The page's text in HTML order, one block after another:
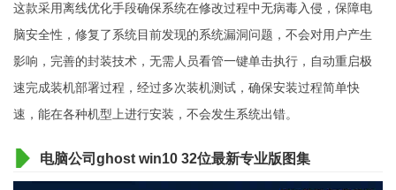
这款采用离线优化手段确保系统在修改过程中无病毒入侵，保障电
脑安全性，修复了系统目前发现的系统漏洞问题，不会对用户产生
影响，完善的封装技术，无需人员看管一键单击执行，自动重启极
速完成装机部署过程，经过多次装机测试，确保安装过程简单快
速，能在各种机型上进行安装，不会发生系统出错。
电脑公司ghost win10 32位最新专业版图集